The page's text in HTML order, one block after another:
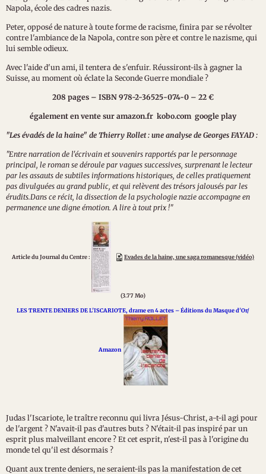
Napola, école des cadres nazis.
Peter, opposé de nature à toute forme de racisme, finira par se révolter
contre l'ambiance de la Napola, contre son père et contre le nazisme, qui
lui semble odieux.
Avec l'aide d'un ami, il tentera de s'enfuir. Réussiront-ils à gagner la
Suisse, au moment où éclate la Seconde Guerre mondiale ?
208 pages – ISBN 978-2-36525-074-0 – 22 €
également en vente sur amazon.fr kobo.com google play
"Les évadés de la haine" de Thierry Rollet : une analyse de Georges FAYAD :
"Entre narration de l'écrivain et souvenirs rapportés par le personnage
principal, le roman se déroule par vagues successives, surprenant le lecteur
par les assauts de subtiles informations historiques, de celles pratiquement
pas divulguées au grand public, et qui relèvent des trésors jalousés par les
érudits.Dans ce récit, la dissection de la psychologie nazie accompagne en
permanence une digne émotion. A lire à tout prix !"
Article du Journal du Centre : Evades de la haine, une saga romanesque (vidéo)
(3.77 Mo)
LES TRENTE DENIERS DE L'ISCARIOTE, drame en 4 actes – Éditions du Masque d'Or/
Amazon
Judas l'Iscariote, le traître reconnu qui livra Jésus-Christ, a-t-il agi pour
de l'argent ? N'avait-il pas d'autres buts ? N'était-il pas inspiré par un
esprit plus malveillant encore ? Et cet esprit, n'est-il pas à l'origine du
monde tel qu'il est désormais ?
Quant aux trente deniers, ne seraient-ils pas la manifestation de cet